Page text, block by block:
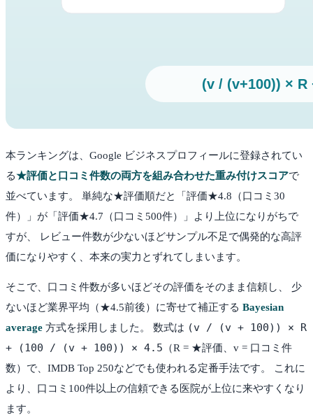
本ランキングは、Google ビジネスプロフィールに登録されてい
る★評価と口コミ件数の両方を組み合わせた重み付けスコアで
並べています。 単純な★評価順だと「評価★4.8（口コミ30
件）」が「評価★4.7（口コミ500件）」より上位になりがちで
すが、 レビュー件数が少ないほどサンプル不足で偶発的な高評
価になりやすく、本来の実力とずれてしまいます。
そこで、口コミ件数が多いほどその評価をそのまま信頼し、 少
ないほど業界平均（★4.5前後）に寄せて補正する Bayesian
average 方式を採用しました。 数式は (v / (v + 100)) × R
+ (100 / (v + 100)) × 4.5 （R = ★評価、v = 口コミ件
数）で、IMDB Top 250などでも使われる定番手法です。 これに
より、口コミ100件以上の信頼できる医院が上位に来やすくなり
ます。